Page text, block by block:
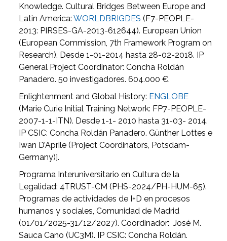
Knowledge. Cultural Bridges Between Europe and
Latin America:WORLDBRIGDES (F7-PEOPLE-
2013: PIRSES-GA-2013-612644). European Union
(European Commission, 7th Framework Program on
Research). Desde 1-01-2014 hasta 28-02-2018. IP
General Project Coordinator: Concha Roldán
Panadero. 50 investigadores. 604.000 €.
Enlightenment and Global History: ENGLOBE
(Marie Curie Initial Training Network: FP7-PEOPLE-
2007-1-1-ITN). Desde 1-1- 2010 hasta 31-03- 2014.
IP CSIC: Concha Roldán Panadero. Günther Lottes e
Iwan D’Aprile (Project Coordinators, Potsdam-
Germany)].
Programa Interuniversitario en Cultura de la
Legalidad: 4TRUST-CM (PHS-2024/PH-HUM-65).
Programas de actividades de I+D en procesos
humanos y sociales, Comunidad de Madrid
(01/01/2025-31/12/2027). Coordinador: José M.
Sauca Cano (UC3M). IP CSIC: Concha Roldán.